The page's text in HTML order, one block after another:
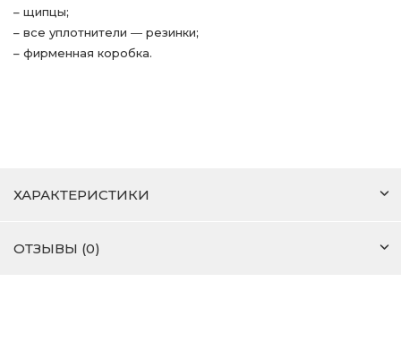
– щипцы;
– все уплотнители ― резинки;
– фирменная коробка.
ХАРАКТЕРИСТИКИ
ОТЗЫВЫ (0)